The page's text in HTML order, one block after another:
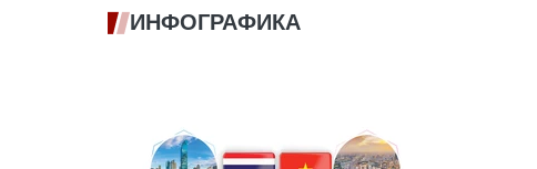
ИНФОГРАФИКА